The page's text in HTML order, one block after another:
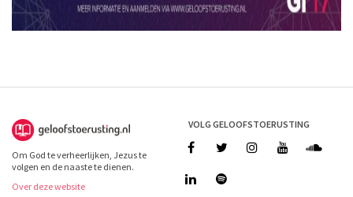
Om God te verheerlijken, Jezus te
volgen en de naaste te dienen.
Over deze website
VOLG GELOOFSTOERUSTING